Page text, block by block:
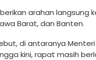
arahan langsung
Barat, dan Banten.
di antaranya Menteri
kini, rapat masih